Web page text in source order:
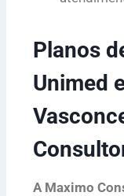
Planos
Unimed
A Maximo